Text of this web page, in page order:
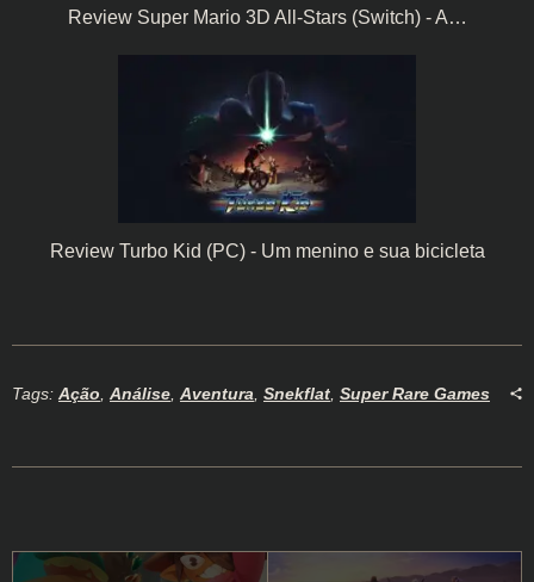
Review Super Mario 3D All-Stars (Switch) - A…
Review Turbo Kid (PC) - Um menino e sua bicicleta
Tags: Ação, Análise, Aventura, Snekflat, Super Rare Games